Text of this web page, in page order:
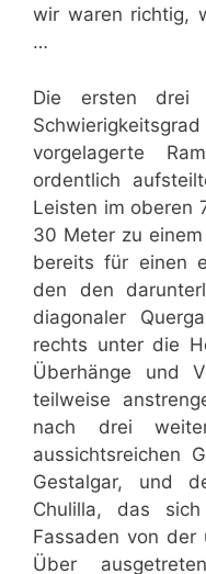
wir waren richtig,
…
Die ersten
vorgelagerte
ordentlich
Leisten im oberen
30 Meter zu
bereits für einen
den den
diagonaler
rechts unter die
Überhänge und
teilweise
nach drei
aussichtsreichen
Gestalgar, und
Chulilla, das
Fassaden von der
Über